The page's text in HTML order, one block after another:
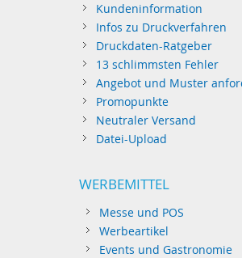
Kundeninformation
Infos zu Druckverfahren
Druckdaten-Ratgeber
13 schlimmsten Fehler
Angebot und Muster
Promopunkte
Neutraler Versand
Datei-Upload
WERBEMITTEL
Messe und POS
Werbeartikel
Events und Gastronomie